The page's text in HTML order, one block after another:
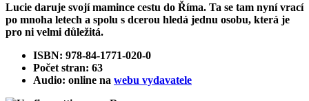
Lucie daruje svojí mamince cestu do Říma. Ta se tam nyní vrací
po mnoha letech a spolu s dcerou hledá jednu osobu, která je
pro ni velmi důležitá.
ISBN: 978-84-1771-020-0
Počet stran: 63
Audio: online na webu vydavatele